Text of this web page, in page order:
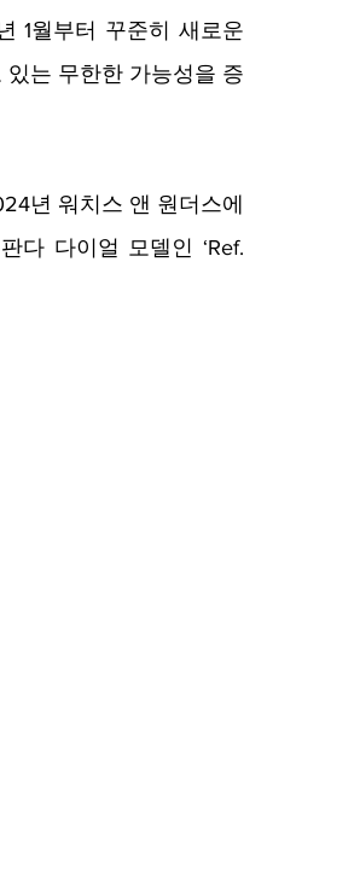
1월부터 꾸준히 새로운
는 무한한 가능성을 증
년 워치스 앤 원더스에
다 다이얼 모델인 ‘Ref.